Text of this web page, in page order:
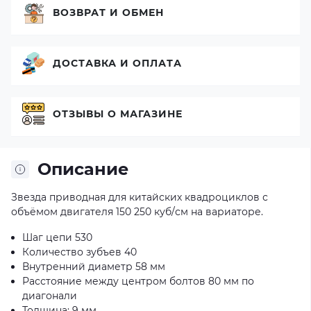
Описание
Звезда приводная для китайских квадроциклов с
объёмом двигателя 150 250 куб/см на вариаторе.
Шаг цепи 530
Количество зубъев 40
Внутренний диаметр 58 мм
Расстояние между центром болтов 80 мм по
диагонали
ВОЗВРАТ И ОБМЕН
ДОСТАВКА И ОПЛАТА
ОТЗЫВЫ О МАГАЗИНЕ